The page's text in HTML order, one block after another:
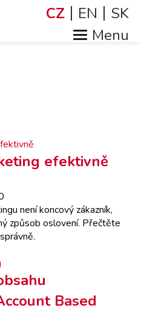
Jazyky
CZ EN SK
efektivně
není koncový zákazník,
způsob oslovení. Přečtěte
Based